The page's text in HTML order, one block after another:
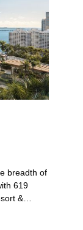
breadth of
619
&